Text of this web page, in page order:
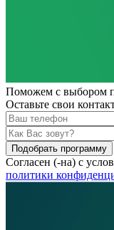
Поможем с выбором
Оставьте свои
Подобрать программу
Согласен (-на) с
политики